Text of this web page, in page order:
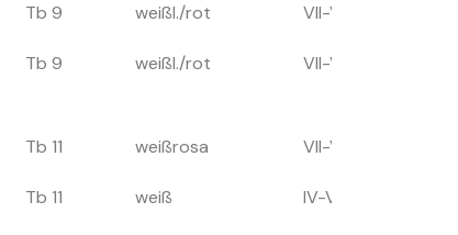
Tb 9 weißl./rot VII-VIII
Tb 9 weißl./rot VII-VIII
Tb 11 weißrosa VII-VIII
Tb 11 weiß IV-V